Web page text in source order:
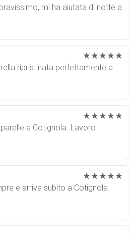
mi ha aiutata di notte a
★★★★★
ripristinata perfettamente a
★★★★★
a Cotignola. Lavoro
★★★★★
e arriva subito a Cotignola.